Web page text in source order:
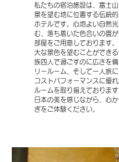
私たちの宿泊施設は、富士
景を望む地に位置する伝統
ホテルです。心地よい自然
む、落ち着いた色合いの畳
部屋をご用意しております
大な景色を望むことができ
族四人で過ごすのに広さを
リールーム、そして一人旅
コストパフォーマンスに優
ルームを取り揃えておりま
日本の美を感じながら、心
ぎをご体験ください。